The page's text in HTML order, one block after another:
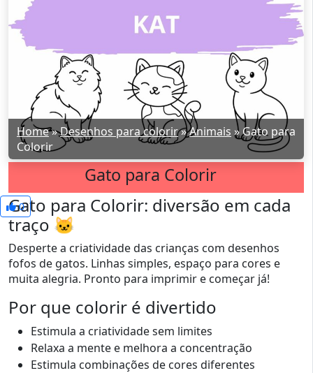
Home»Desenhos para colorir»Animais »Gato para
Colorir
Gato para Colorir
0
Gato para Colorir: diversão em cada
traço 🐱
Desperte a criatividade das crianças com desenhos
fofos de gatos. Linhas simples, espaço para cores e
muita alegria. Pronto para imprimir e começar já!
Por que colorir é divertido
Estimula a criatividade sem limites
Relaxa a mente e melhora a concentração
Estimula combinações de cores diferentes